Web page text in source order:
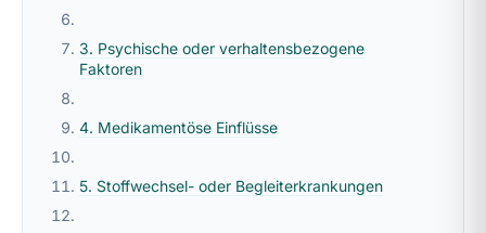
3. Psychische oder verhaltensbezogene
Faktoren
4. Medikamentöse Einflüsse
5. Stoffwechsel- oder Begleiterkrankungen